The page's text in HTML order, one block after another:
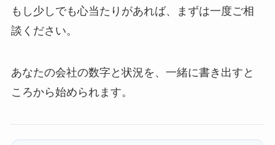
もし少しでも心当たりがあれば、まずは一度ご相
談ください。
あなたの会社の数字と状況を、一緒に書き出すと
ころから始められます。